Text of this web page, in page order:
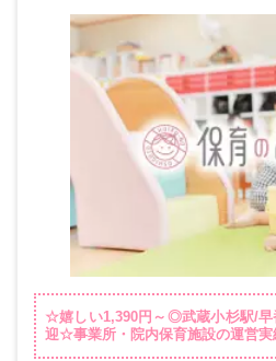
☆嬉しい1,390円～◎武蔵小杉駅/早
迎☆事業所・院内保育施設の運営実